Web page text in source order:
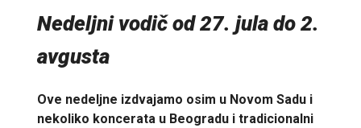
Nedeljni vodič od 27. jula do 2.
avgusta
Ove nedeljne izdvajamo osim u Novom Sadu i
nekoliko koncerata u Beogradu i tradicionalni